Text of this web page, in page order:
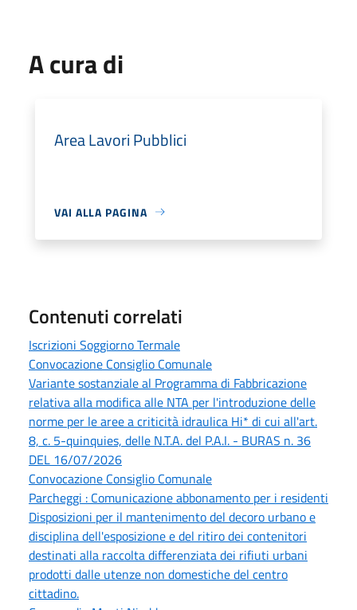
A cura di
Area Lavori Pubblici
VAI ALLA PAGINA
Contenuti correlati
Iscrizioni Soggiorno Termale
Convocazione Consiglio Comunale
Variante sostanziale al Programma di Fabbricazione
relativa alla modifica alle NTA per l'introduzione delle
norme per le aree a criticità idraulica Hi* di cui all'art.
8, c. 5-quinquies, delle N.T.A. del P.A.I. - BURAS n. 36
DEL 16/07/2026
Convocazione Consiglio Comunale
Parcheggi : Comunicazione abbonamento per i residenti
Disposizioni per il mantenimento del decoro urbano e
disciplina dell'esposizione e del ritiro dei contenitori
destinati alla raccolta differenziata dei rifiuti urbani
prodotti dalle utenze non domestiche del centro
cittadino.